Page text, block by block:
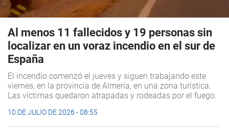
Al menos 11 fallecidos y 19 personas sin
localizar en un voraz incendio en el sur de
España
El incendio comenzó el jueves y siguen trabajando este
viernes, en la provincia de Almería, en una zona turística.
Las víctimas quedaron atrapadas y rodeadas por el fuego.
10 DE JULIO DE 2026 - 08:55